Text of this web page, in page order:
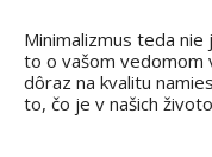
Minimalizmus teda
to o vašom vedomom
dôraz na kvalitu
to, čo je v našich